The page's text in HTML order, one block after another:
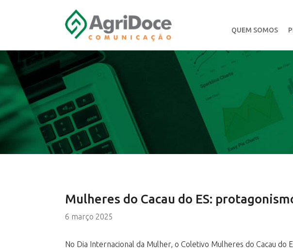
QUEM SOMOS
Mulheres do Cacau do ES:
6 março 2025
No Dia Internacional da Mulher, o Coletivo Mulheres do Cacau